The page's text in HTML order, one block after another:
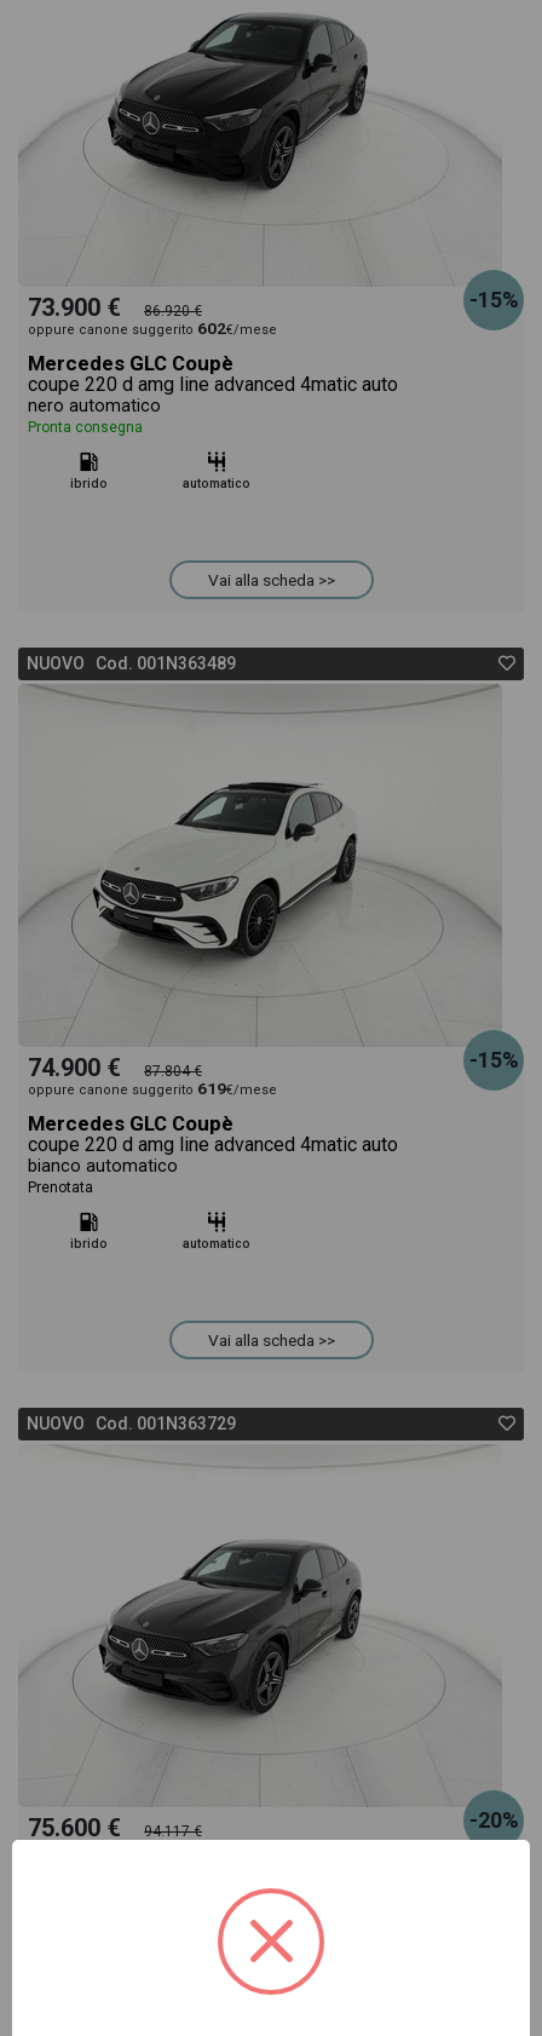
-15%
73.900 € 86.920 €
oppure canone suggerito 602€/mese
Mercedes GLC Coupè
coupe 220 d amg line advanced 4matic auto
nero automatico
Pronta consegna
ibrido automatico
Vai alla scheda >>
NUOVO Cod. 001N363489
-15%
74.900 € 87.804 €
oppure canone suggerito 619€/mese
Mercedes GLC Coupè
coupe 220 d amg line advanced 4matic auto
bianco automatico
Prenotata
ibrido automatico
Vai alla scheda >>
NUOVO Cod. 001N363729
-20%
75.600 € 94.117 €
coupe 300 de phev amg line advanced tech 4matic auto